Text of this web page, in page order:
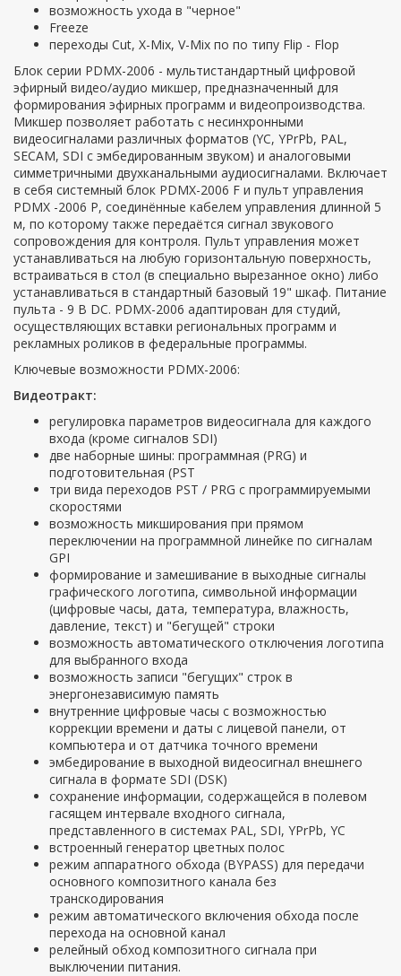
возможность ухода в "черное"
Freeze
переходы Cut, X-Mix, V-Mix по по типу Flip - Flop
Блок серии PDMX-2006 - мультистандартный цифровой
эфирный видео/аудио микшер, предназначенный для
формирования эфирных программ и видеопроизводства.
Микшер позволяет работать с несинхронными
видеосигналами различных форматов (YC, YPrPb, PAL,
SECAM, SDI с эмбедированным звуком) и аналоговыми
симметричными двухканальными аудиосигналами. Включает
в себя системный блок PDMX-2006 F и пульт управления
PDMX -2006 P, соединённые кабелем управления длинной 5
м, по которому также передаётся сигнал звукового
сопровождения для контроля. Пульт управления может
устанавливаться на любую горизонтальную поверхность,
встраиваться в стол (в специально вырезанное окно) либо
устанавливаться в стандартный базовый 19" шкаф. Питание
пульта - 9 В DC. PDMX-2006 адаптирован для студий,
осуществляющих вставки региональных программ и
рекламных роликов в федеральные программы.
Ключевые возможности PDMX-2006:
Видеотракт:
регулировка параметров видеосигнала для каждого
входа (кроме сигналов SDI)
две наборные шины: программная (PRG) и
подготовительная (PST
три вида переходов PST / PRG с программируемыми
скоростями
возможность микширования при прямом
переключении на программной линейке по сигналам
GPI
формирование и замешивание в выходные сигналы
графического логотипа, символьной информации
(цифровые часы, дата, температура, влажность,
давление, текст) и "бегущей" строки
возможность автоматического отключения логотипа
для выбранного входа
возможность записи "бегущих" строк в
энергонезависимую память
внутренние цифровые часы с возможностью
коррекции времени и даты с лицевой панели, от
компьютера и от датчика точного времени
эмбедирование в выходной видеосигнал внешнего
сигнала в формате SDI (DSK)
сохранение информации, содержащейся в полевом
гасящем интервале входного сигнала,
представленного в системах PAL, SDI, YPrPb, YC
встроенный генератор цветных полос
режим аппаратного обхода (BYPASS) для передачи
основного композитного канала без
транскодирования
режим автоматического включения обхода после
перехода на основной канал
релейный обход композитного сигнала при
выключении питания.